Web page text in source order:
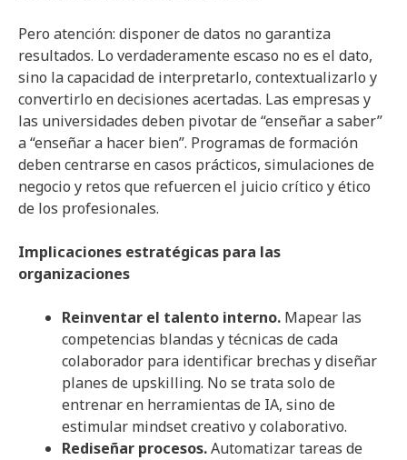
Pero atención: disponer de datos no garantiza
resultados. Lo verdaderamente escaso no es el dato,
sino la capacidad de interpretarlo, contextualizarlo y
convertirlo en decisiones acertadas. Las empresas y
las universidades deben pivotar de “enseñar a saber”
a “enseñar a hacer bien”. Programas de formación
deben centrarse en casos prácticos, simulaciones de
negocio y retos que refuercen el juicio crítico y ético
de los profesionales.
Implicaciones estratégicas para las
organizaciones
Reinventar el talento interno. Mapear las
competencias blandas y técnicas de cada
colaborador para identificar brechas y diseñar
planes de upskilling. No se trata solo de
entrenar en herramientas de IA, sino de
estimular mindset creativo y colaborativo.
Rediseñar procesos.Automatizar tareas de